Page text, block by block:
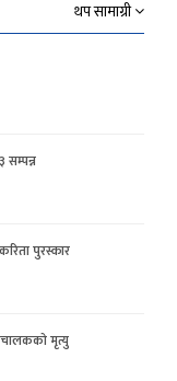
थप सामाग्री
सम्पन्न
पुरस्कार
मृत्यु